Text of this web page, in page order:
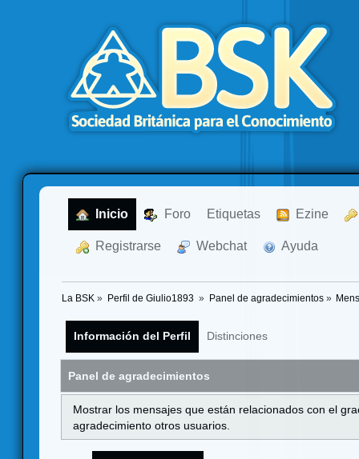
Inicio Foro Etiquetas Ezine
Registrarse Webchat Ayuda
La BSK » Perfil de Giulio1893 » Panel de agradecimientos»
Información del Perfil Distinciones
Panel de agradecimientos
Mostrar los mensajes que están relacionados con el
agradecimiento otros usuarios.